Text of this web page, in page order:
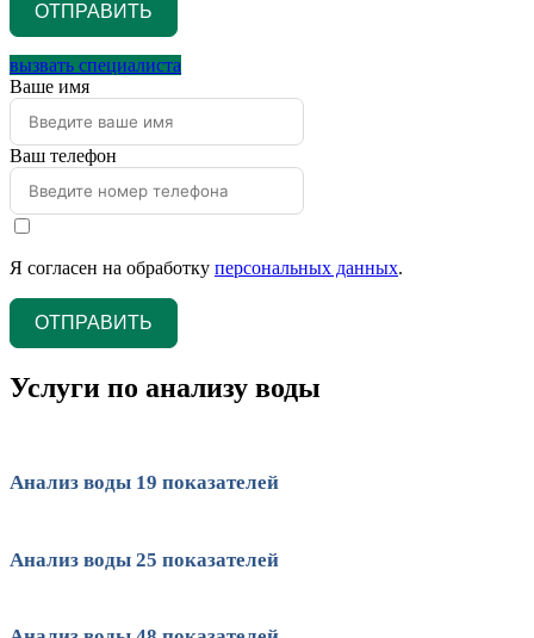
ОТПРАВИТЬ
вызвать специалиста
Ваше имя
Ваш телефон
Я согласен на обработку персональных данных.
ОТПРАВИТЬ
Услуги по анализу воды
Анализ воды 19 показателей
Анализ воды 25 показателей